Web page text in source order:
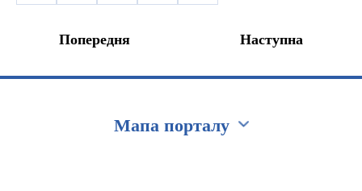
Попередня Наступна
Мапа порталу